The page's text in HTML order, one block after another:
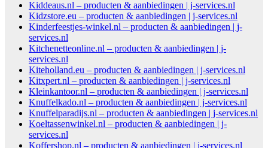
Kiddeaus.nl – producten & aanbiedingen | j-services.nl
Kidzstore.eu – producten & aanbiedingen | j-services.nl
Kinderfeestjes-winkel.nl – producten & aanbiedingen | j-
services.nl
Kitchenetteonline.nl – producten & aanbiedingen | j-
services.nl
Kiteholland.eu – producten & aanbiedingen | j-services.nl
Kitxpert.nl – producten & aanbiedingen | j-services.nl
Kleinkantoor.nl – producten & aanbiedingen | j-services.nl
Knuffelkado.nl – producten & aanbiedingen | j-services.nl
Knuffelparadijs.nl – producten & aanbiedingen | j-services.nl
Koeltassenwinkel.nl – producten & aanbiedingen | j-
services.nl
Koffershop.nl – producten & aanbiedingen | j-services.nl